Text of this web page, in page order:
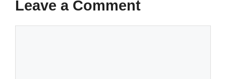
Leave a Comment